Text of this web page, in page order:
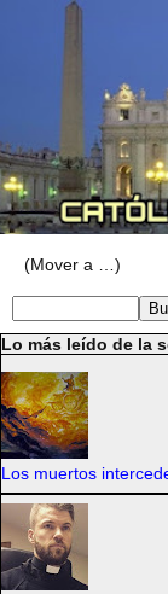
Lo más leído de la
Los muertos